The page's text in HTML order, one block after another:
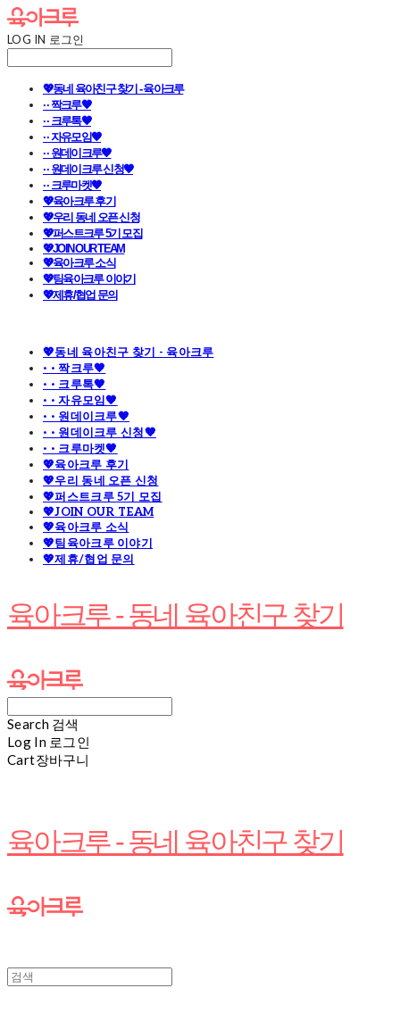
LOG IN 로그인
💖동네 육아친구 찾기 - 육아크루
· · 짝크루🧡
· · 크루톡🧡
· · 자유모임🧡
· · 원데이크루🧡
· · 원데이크루 신청🧡
· · 크루마켓🧡
💖육아크루 후기
💖우리 동네 오픈 신청
💖퍼스트크루 5기 모집
💖JOIN OUR TEAM
💖육아크루 소식
💖팀육아크루 이야기
💖제휴/협업 문의
💖동네 육아친구 찾기 - 육아크루
· · 짝크루🧡
· · 크루톡🧡
· · 자유모임🧡
· · 원데이크루🧡
· · 원데이크루 신청🧡
· · 크루마켓🧡
💖육아크루 후기
💖우리 동네 오픈 신청
💖퍼스트크루 5기 모집
💖JOIN OUR TEAM
💖육아크루 소식
💖팀육아크루 이야기
💖제휴/협업 문의
육아크루 - 동네 육아친구 찾기
Search 검색
Log In 로그인
Cart장바구니
육아크루 - 동네 육아친구 찾기